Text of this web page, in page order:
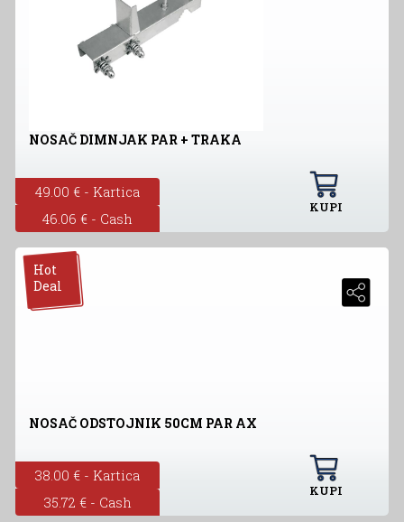
NOSAČ DIMNJAK PAR + TRAKA
49.00 € - Kartica
46.06 € - Cash
KUPI
Hot
Deal
NOSAČ ODSTOJNIK 50CM PAR AX
38.00 € - Kartica
35.72 € - Cash
KUPI